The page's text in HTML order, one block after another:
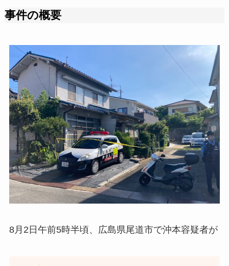
事件の概要
8月2日午前5時半頃、広島県尾道市で沖本容疑者が